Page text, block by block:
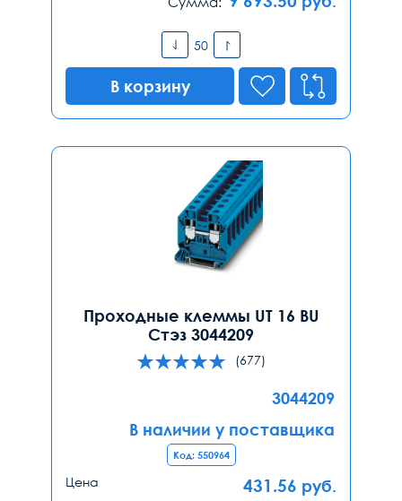
В корзину
Проходные клеммы UT 16 BU
Стэз 3044209
(677)
3044209
В наличии у поставщика
Код: 550964
Цена 431.56 руб.